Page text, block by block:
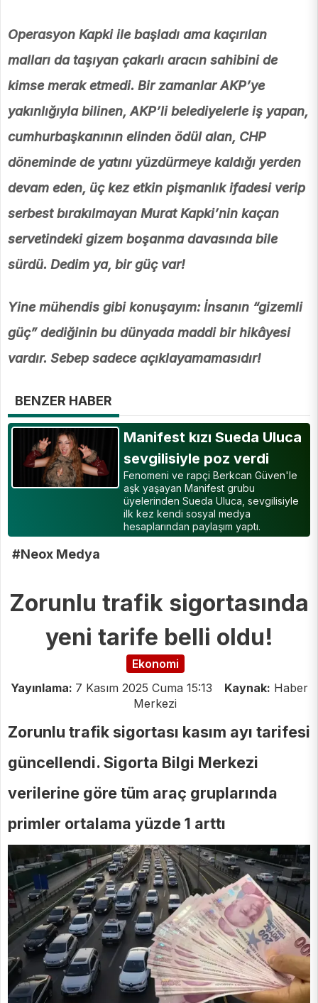
Operasyon Kapki ile başladı ama kaçırılan
malları da taşıyan çakarlı aracın sahibini de
kimse merak etmedi. Bir zamanlar AKP’ye
yakınlığıyla bilinen, AKP’li belediyelerle iş yapan,
cumhurbaşkanının elinden ödül alan, CHP
döneminde de yatını yüzdürmeye kaldığı yerden
devam eden, üç kez etkin pişmanlık ifadesi verip
serbest bırakılmayan Murat Kapki’nin kaçan
servetindeki gizem boşanma davasında bile
sürdü. Dedim ya, bir güç var!
Yine mühendis gibi konuşayım: İnsanın “gizemli
güç” dediğinin bu dünyada maddi bir hikâyesi
vardır. Sebep sadece açıklayamamasıdır!
BENZER HABER
Manifest kızı Sueda Uluca
sevgilisiyle poz verdi
Fenomeni ve rapçi Berkcan Güven'le
aşk yaşayan Manifest grubu
üyelerinden Sueda Uluca, sevgilisiyle
ilk kez kendi sosyal medya
hesaplarından paylaşım yaptı.
#Neox Medya
Zorunlu trafik sigortasında
yeni tarife belli oldu!
Ekonomi
Yayınlama: 7 Kasım 2025 Cuma 15:13 Kaynak: Haber
Merkezi
Zorunlu trafik sigortası kasım ayı tarifesi
güncellendi. Sigorta Bilgi Merkezi
verilerine göre tüm araç gruplarında
primler ortalama yüzde 1 arttı